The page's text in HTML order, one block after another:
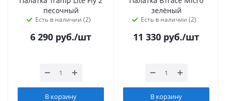
песочный
Есть в наличии (2)
6 290 руб./шт
В корзину
зелёный
Есть в наличии (2)
11 330 руб./шт
В корзину